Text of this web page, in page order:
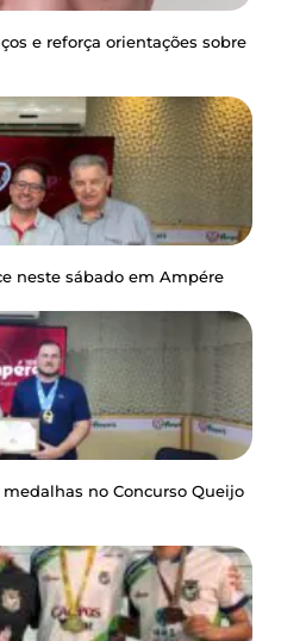
e reforça orientações sobre
neste sábado em Ampére
no Concurso Queijo